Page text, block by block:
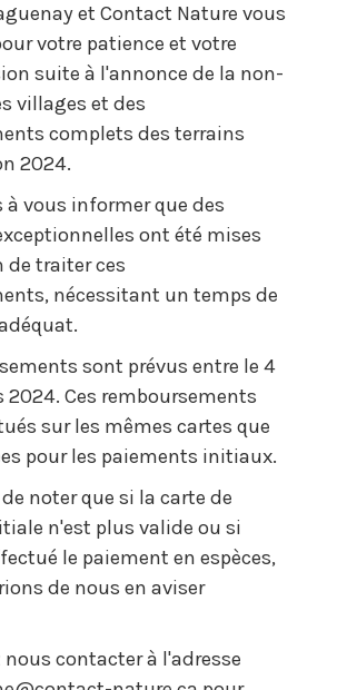
et Contact Nature vous
votre patience et votre
suite à l'annonce de la non-
villages et des
complets des terrains
2024.
à vous informer que des
ont été mises
de traiter ces
nécessitant un temps de
sont prévus entre le 4
2024. Ces remboursements
sur les mêmes cartes que
pour les paiements initiaux.
noter que si la carte de
n'est plus valide ou si
le paiement en espèces,
de nous en aviser
nous contacter à l'adresse